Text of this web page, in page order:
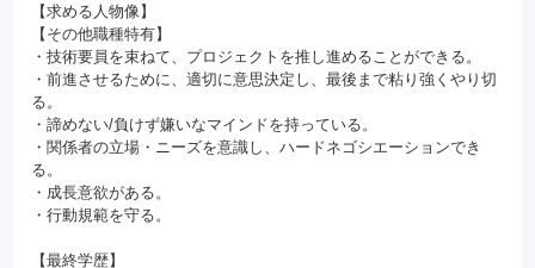
【求める人物像】
【その他職種特有】
・技術要員を束ねて、プロジェクトを推し進めることができる。
・前進させるために、適切に意思決定し、最後まで粘り強くやり切
る。
・諦めない/負けず嫌いなマインドを持っている。
・関係者の立場・ニーズを意識し、ハードネゴシエーションでき
る。
・成長意欲がある。
・行動規範を守る。
【最終学歴】